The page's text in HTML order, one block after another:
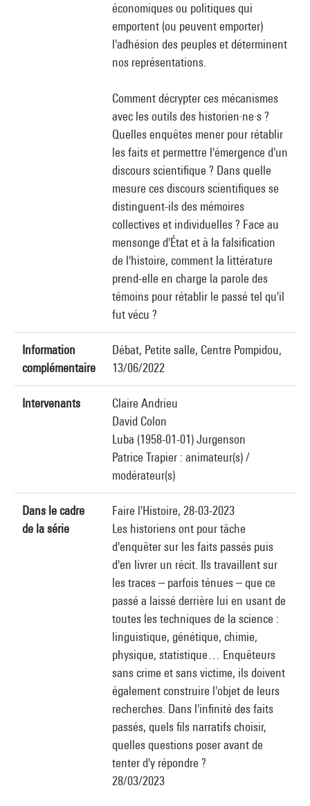
économiques ou politiques qui
emportent (ou peuvent emporter)
l'adhésion des peuples et déterminent
nos représentations.
Comment décrypter ces mécanismes
avec les outils des historien·ne·s ?
Quelles enquêtes mener pour rétablir
les faits et permettre l'émergence d'un
discours scientifique ? Dans quelle
mesure ces discours scientifiques se
distinguent-ils des mémoires
collectives et individuelles ? Face au
mensonge d'État et à la falsification
de l'histoire, comment la littérature
prend-elle en charge la parole des
témoins pour rétablir le passé tel qu'il
fut vécu ?
Information
complémentaire
Débat, Petite salle, Centre Pompidou,
13/06/2022
Intervenants
Claire Andrieu
David Colon
Luba (1958-01-01) Jurgenson
Patrice Trapier : animateur(s) /
modérateur(s)
Dans le cadre
de la série
Faire l'Histoire, 28-03-2023
Les historiens ont pour tâche
d'enquêter sur les faits passés puis
d'en livrer un récit. Ils travaillent sur
les traces – parfois ténues – que ce
passé a laissé derrière lui en usant de
toutes les techniques de la science :
linguistique, génétique, chimie,
physique, statistique… Enquêteurs
sans crime et sans victime, ils doivent
également construire l'objet de leurs
recherches. Dans l'infinité des faits
passés, quels fils narratifs choisir,
quelles questions poser avant de
tenter d'y répondre ?
28/03/2023